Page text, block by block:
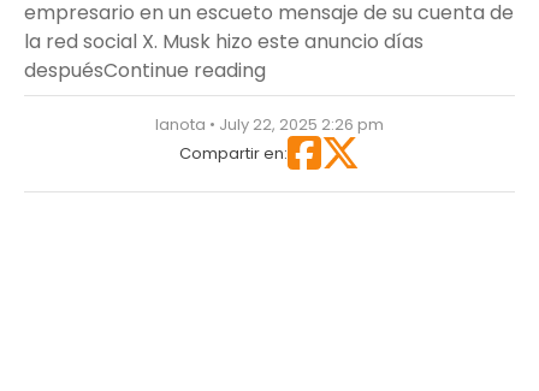
empresario en un escueto mensaje de su cuenta de
la red social X. Musk hizo este anuncio días
despuésContinue reading
lanota • July 22, 2025 2:26 pm
Compartir en: